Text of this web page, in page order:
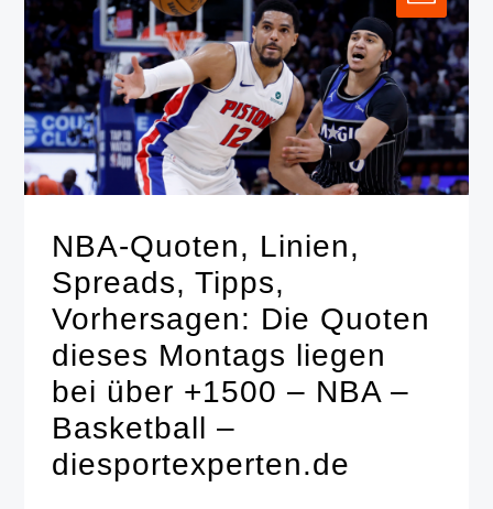
NBA-Quoten, Linien,
Spreads, Tipps,
Vorhersagen: Die Quoten
dieses Montags liegen
bei über +1500 – NBA –
Basketball –
diesportexperten.de